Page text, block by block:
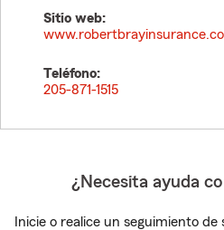
Sitio web:
Teléfono:
205-871-1515
¿Necesita ayuda
Inicie o realice un seguimiento